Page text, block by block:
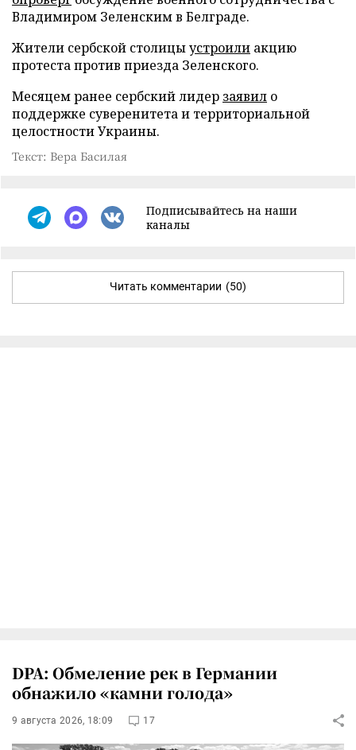
Владимиром Зеленским в Белграде.
Жители сербской столицыустроили акцию
протеста против приезда Зеленского.
Месяцем ранее сербский лидер заявил о
поддержке суверенитета и территориальной
целостности Украины.
Текст: Вера Басилая
Подписывайтесь на наши
каналы
Читать комментарии (50)
DPA: Обмеление рек в Германии
обнажило «камни голода»
9 августа 2026, 18:09 17